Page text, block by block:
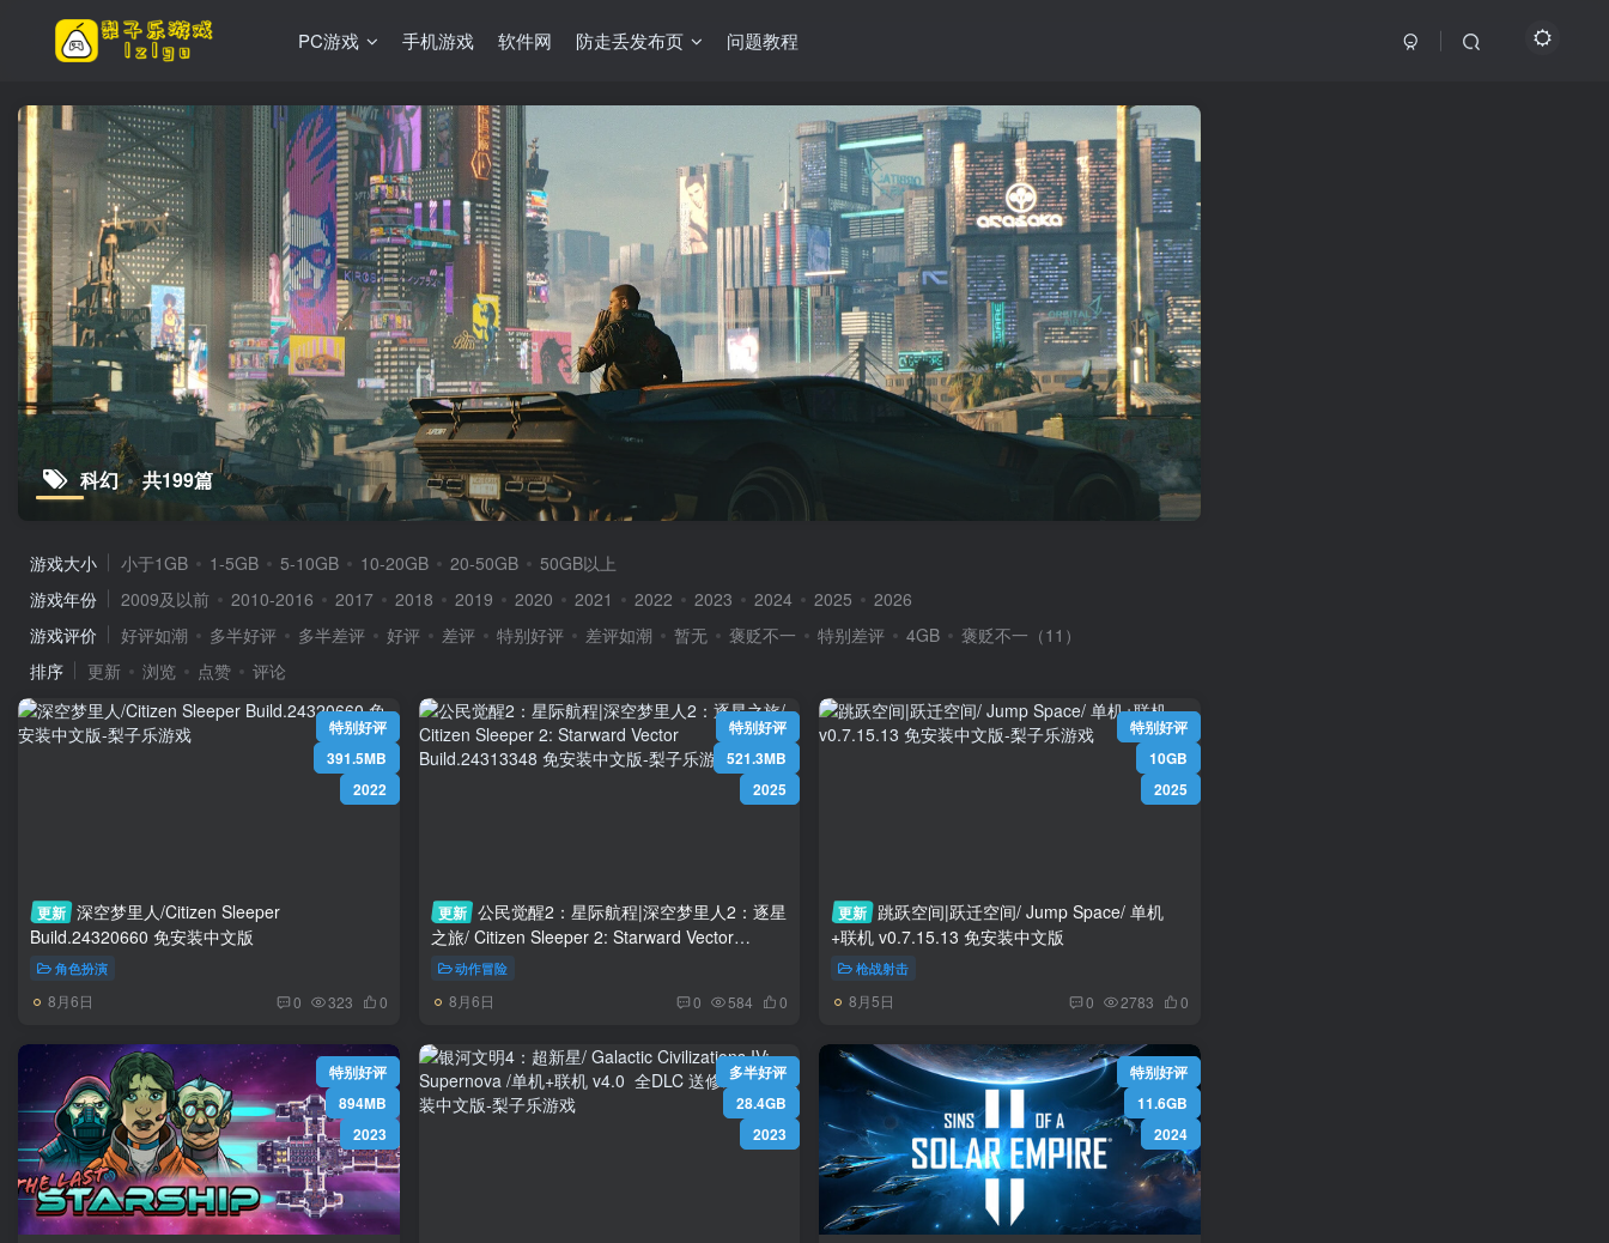
PC游戏 手机游戏 软件网 防走丢发布页 问题教程
科幻 共199篇
游戏大小 小于1GB 1-5GB 5-10GB 10-20GB 20-50GB
50GB以上
游戏年份
2009及以前 2010-2016 2017 2018 2019 2020 2021 2022 2023 2024 2025
2026
游戏评价
好评如潮 多半好评 多半差评 好评 差评 特别好评 差评如潮 暂无 褒贬不一 特别差评 4GB
褒贬不一（11）
排序
更新 浏览 点赞 评论
特别好评
391.5MB
2022
更新 深空梦里人/Citizen Sleeper
Build.24320660 免安装中文版
角色扮演
8月6日 0 323 0
特别好评
521.3MB
2025
更新 公民觉醒2：星际航程|深空梦里人2：逐星
之旅/ Citizen Sleeper 2: Starward Vector
动作冒险
8月6日 0 584 0
特别好评
10GB
2025
更新 跳跃空间|跃迁空间/ Jump Space/ 单机
+联机 v0.7.15.13 免安装中文版
枪战射击
8月5日 0 2783 0
特别好评
894MB
2023
多半好评
28.4GB
2023
特别好评
11.6GB
2024